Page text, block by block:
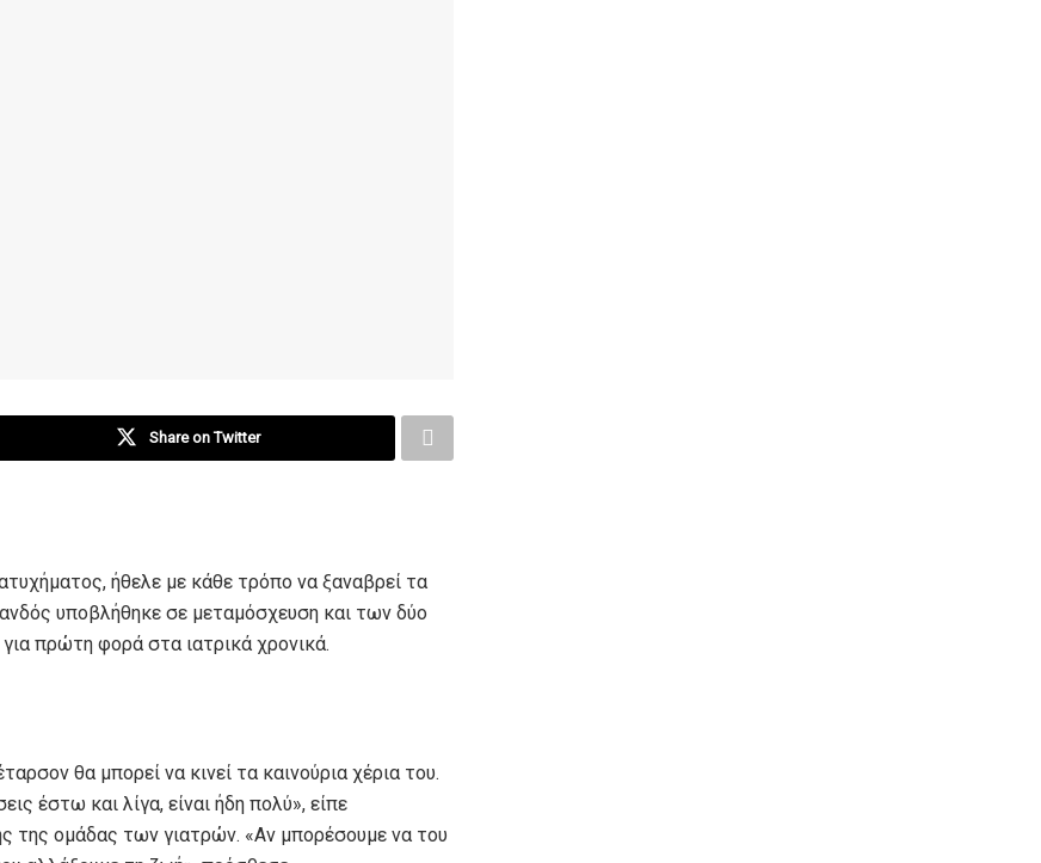
Share on Twitter
ήθελε με κάθε τρόπο να ξαναβρεί τα
υποβλήθηκε σε μεταμόσχευση και των δύο
πρώτη φορά στα ιατρικά χρονικά.
θα μπορεί να κινεί τα καινούρια χέρια του.
έστω και λίγα, είναι ήδη πολύ», είπε
της ομάδας των γιατρών. «Αν μπορέσουμε να του